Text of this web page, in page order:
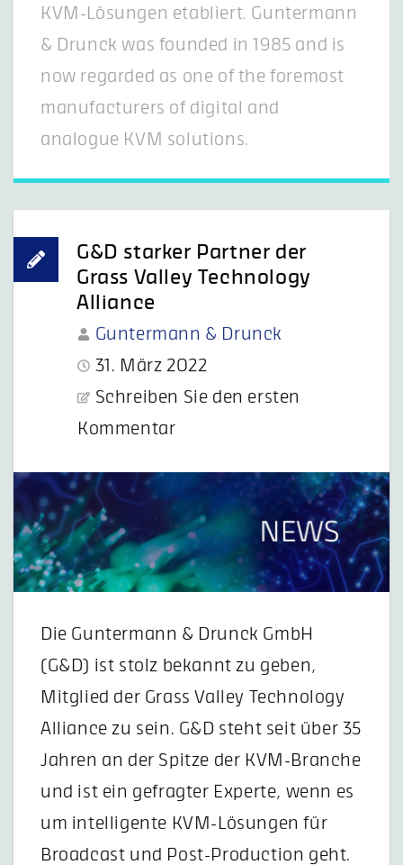
KVM-Lösungen etabliert. Guntermann
& Drunck was founded in 1985 and is
now regarded as one of the foremost
manufacturers of digital and
analogue KVM solutions.
G&D starker Partner der
Grass Valley Technology
Alliance
Guntermann & Drunck
31. März 2022
Schreiben Sie den ersten
Kommentar
Die Guntermann & Drunck GmbH
(G&D) ist stolz bekannt zu geben,
Mitglied der Grass Valley Technology
Alliance zu sein. G&D steht seit über 35
Jahren an der Spitze der KVM-Branche
und ist ein gefragter Experte, wenn es
um intelligente KVM-Lösungen für
Broadcast und Post-Production geht.